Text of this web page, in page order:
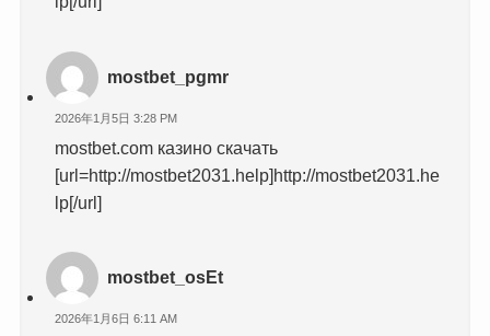
mostbet_pgmr
2026年1月5日 3:28 PM
mostbet.com казино скачать
[url=http://mostbet2031.help]http://mostbet2031.he
lp[/url]
mostbet_osEt
2026年1月6日 6:11 AM